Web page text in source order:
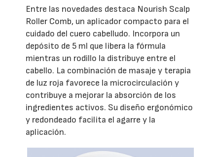
Entre las novedades destaca Nourish Scalp
Roller Comb, un aplicador compacto para el
cuidado del cuero cabelludo. Incorpora un
depósito de 5 ml que libera la fórmula
mientras un rodillo la distribuye entre el
cabello. La combinación de masaje y terapia
de luz roja favorece la microcirculación y
contribuye a mejorar la absorción de los
ingredientes activos. Su diseño ergonómico
y redondeado facilita el agarre y la
aplicación.